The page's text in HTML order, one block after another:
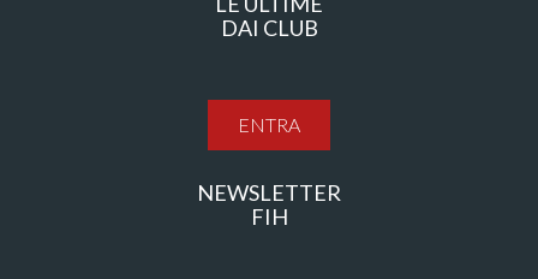
DAI CLUB
ENTRA
NEWSLETTER
FIH